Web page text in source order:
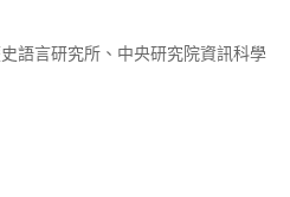
語言研究所、中央研究院資訊科學